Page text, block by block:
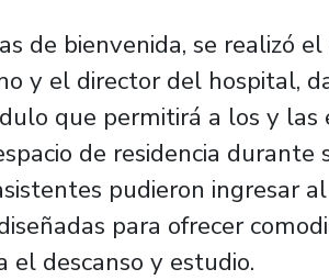
de bienvenida, se realizó
y el director del hospital,
que permitirá a los y las
de residencia durante
pudieron ingresar
para ofrecer
el descanso y estudio.